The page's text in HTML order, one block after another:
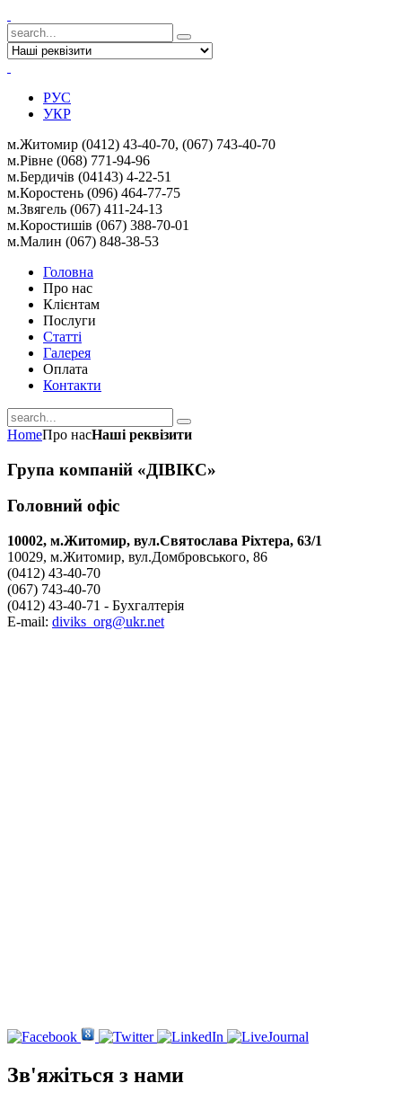
РУС
УКР
м.Житомир (0412) 43-40-70, (067) 743-40-70
м.Рівне (068) 771-94-96
м.Бердичів (04143) 4-22-51
м.Коростень (096) 464-77-75
м.Звягель (067) 411-24-13
м.Коростишів (067) 388-70-01
м.Малин (067) 848-38-53
Головна
Про нас
Клієнтам
Послуги
Статті
Галерея
Оплата
Контакти
HomeПро насНаші реквізити
Група компаній «ДІВІКС»
Головний офіс
10002, м.Житомир, вул.Святослава Ріхтера, 63/1
10029, м.Житомир, вул.Домбровського, 86
(0412) 43-40-70
(067) 743-40-70
(0412) 43-40-71 - Бухгалтерія
E-mail: diviks_org@ukr.net
­Зв'яжіться з нами